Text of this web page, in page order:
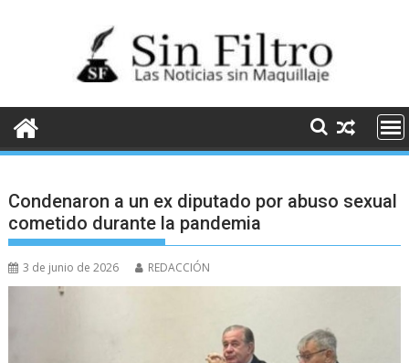
Condenaron a un ex diputado por abuso sexual
cometido durante la pandemia
3 de junio de 2026 REDACCIÓN